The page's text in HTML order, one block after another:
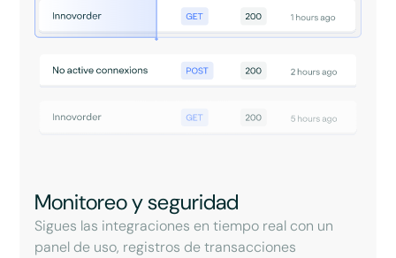
Monitoreo y seguridad
Sigues las integraciones en tiempo real con un
panel de uso, registros de transacciones